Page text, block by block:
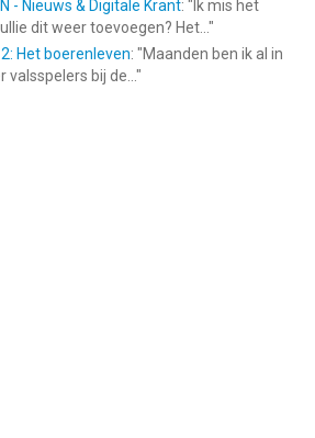
- Nieuws & Digitale Krant: " Ik mis het
dit weer toevoegen? Het... "
Het boerenleven: "Maanden ben ik al in
bij de... "